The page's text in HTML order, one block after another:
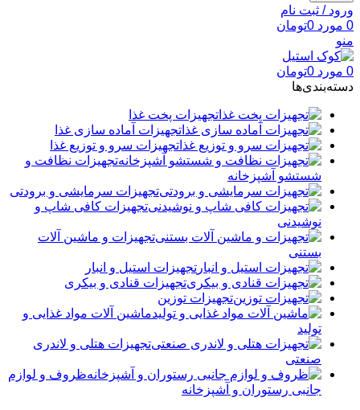
ورود / ثبت نام
0 مورد 0تومان
منو
0 مورد 0تومان
دسته‌بندی‌ها
تجهیزات پخت غذا
تجهیزات آماده سازی غذا
تجهیزات سرو و توزیع غذا
تجهیزات نظافت و
شستشو آشپزخانه
تجهیزات سرمایشی و برودتی
تجهیزات کافی شاپ و
نوشیدنی
تجهیزات و ماشین آلات
بستنی
تجهیزات استیل و انبار
تجهیزات قنادی و بیکری
تجهیزات توزین
ماشین آلات مواد غذایی و
تولید
تجهیزات هتلی و لاندری
صنعتی
ظروف و لوازم
جانبی رستوران و آشپزخانه